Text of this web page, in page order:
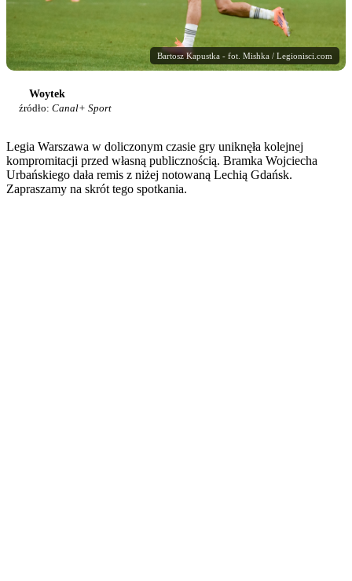
Bartosz Kapustka - fot. Mishka / Legionisci.com
Woytek
źródło: Canal+ Sport
Legia Warszawa w doliczonym czasie gry uniknęła kolejnej
kompromitacji przed własną publicznością. Bramka Wojciecha
Urbańskiego dała remis z niżej notowaną Lechią Gdańsk.
Zapraszamy na skrót tego spotkania.